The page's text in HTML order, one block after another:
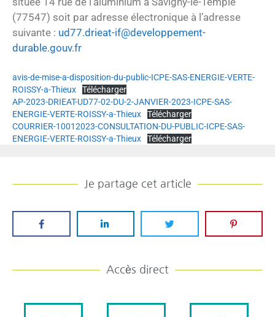
(77547) soit par adresse électronique à l’adresse
suivante : ud77.drieat-if@developpement-
durable.gouv.fr
avis-de-mise-a-disposition-du-public-ICPE-SAS-ENERGIE-VERTE-
ROISSY-a-Thieux
Télécharger
AP-2023-DRIEAT-UD77-02-DU-2-JANVIER-2023-ICPE-SAS-
ENERGIE-VERTE-ROISSY-a-Thieux
Télécharger
COURRIER-10012023-CONSULTATION-DU-PUBLIC-ICPE-SAS-
ENERGIE-VERTE-ROISSY-a-Thieux
Télécharger
Je partage cet article
Accès direct